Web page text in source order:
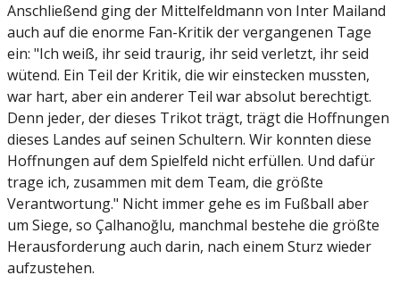
Anschließend ging der Mittelfeldmann von Inter Mailand
auch auf die enorme Fan-Kritik der vergangenen Tage
ein: "Ich weiß, ihr seid traurig, ihr seid verletzt, ihr seid
wütend. Ein Teil der Kritik, die wir einstecken mussten,
war hart, aber ein anderer Teil war absolut berechtigt.
Denn jeder, der dieses Trikot trägt, trägt die Hoffnungen
dieses Landes auf seinen Schultern. Wir konnten diese
Hoffnungen auf dem Spielfeld nicht erfüllen. Und dafür
trage ich, zusammen mit dem Team, die größte
Verantwortung." Nicht immer gehe es im Fußball aber
um Siege, so Çalhanoğlu, manchmal bestehe die größte
Herausforderung auch darin, nach einem Sturz wieder
aufzustehen.